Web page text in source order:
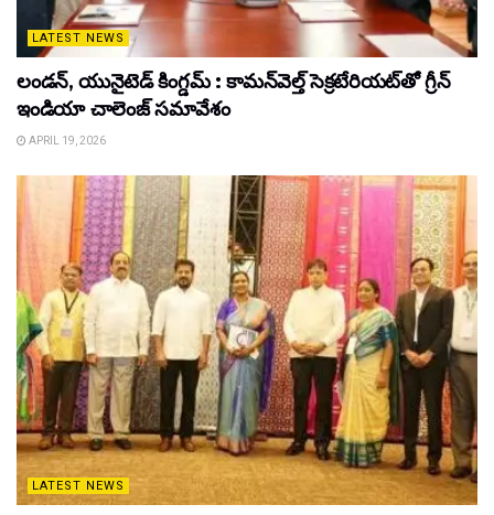
LATEST NEWS
లండన్, యునైటెడ్ కింగ్డమ్ : కామన్‌వెల్త్ సెక్రటేరియట్‌తో గ్రీన్
ఇండియా చాలెంజ్ సమావేశం
APRIL 19, 2026
LATEST NEWS